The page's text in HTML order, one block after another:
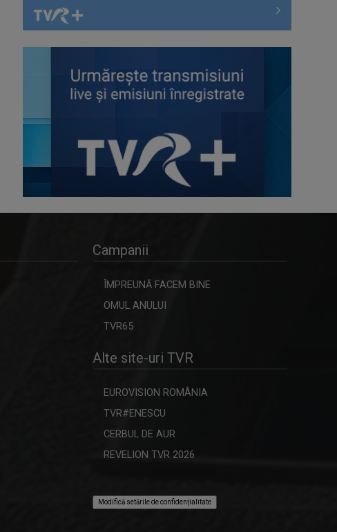
Campanii
ÎMPREUNĂ FACEM BINE
OMUL ANULUI
TVR65
Alte site-uri TVR
EUROVISION ROMÂNIA
TVR#ENESCU
CERBUL DE AUR
REVELION TVR 2026
Modifică setările de confidențialitate